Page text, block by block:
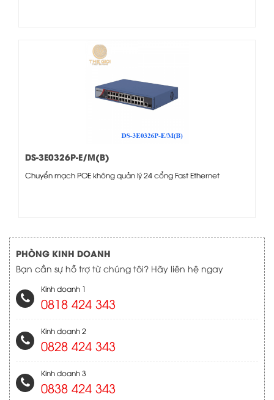
DS-3E0326P-E/M(B)
Chuyển mạch POE không quản lý 24 cổng Fast Ethernet
PHÒNG KINH DOANH
Bạn cần sự hỗ trợ từ chúng tôi? Hãy liên hệ ngay
Kinh doanh 1
0818 424 343
Kinh doanh 2
0828 424 343
Kinh doanh 3
0838 424 343